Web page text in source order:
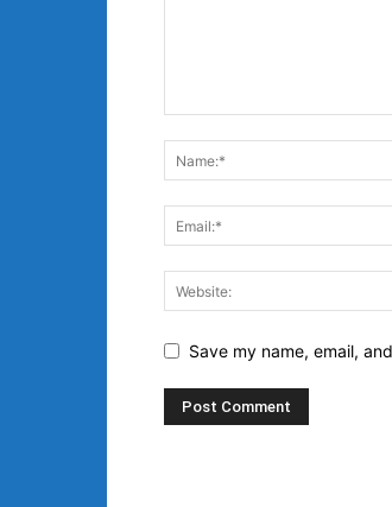
Save my name, email,